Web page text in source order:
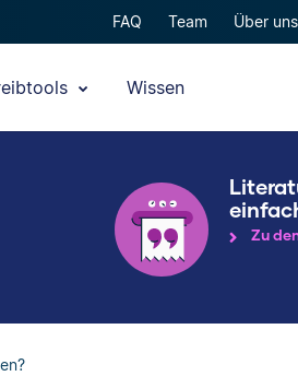
FAQ Team Über uns
Wissen
Zu